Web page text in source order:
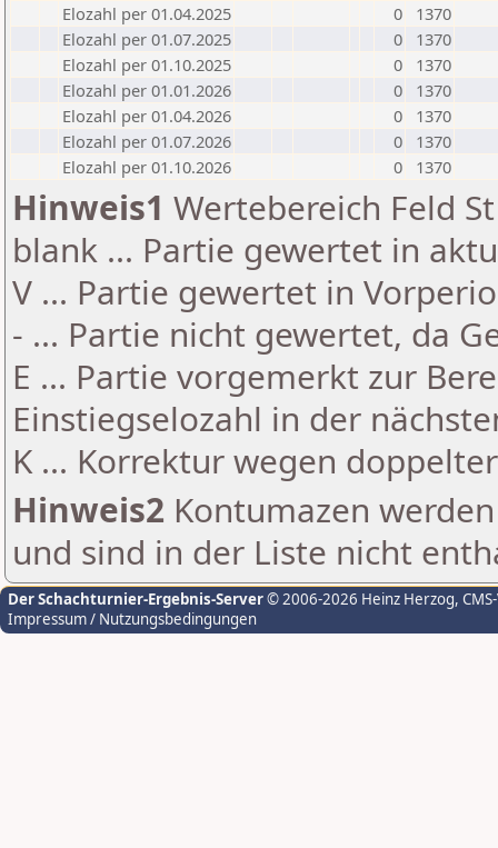
Elozahl per 01.04.2025
0
1370
Elozahl per 01.07.2025
0
1370
Elozahl per 01.10.2025
0
1370
Elozahl per 01.01.2026
0
1370
Elozahl per 01.04.2026
0
1370
Elozahl per 01.07.2026
0
1370
Elozahl per 01.10.2026
0 1370
Hinweis1 Wertebereich Feld
blank ... Partie gewertet in
V ... Partie gewertet in
- ... Partie nicht gewertet, da
E ... Partie vorgemerkt zur
Einstiegselozahl in der
K ... Korrektur wegen
Hinweis2 Kontumazen
und sind in der Liste nicht
Der Schachturnier-Ergebnis-Server© 2006-2026 Heinz Herzog,
Impressum / Nutzungsbedingungen